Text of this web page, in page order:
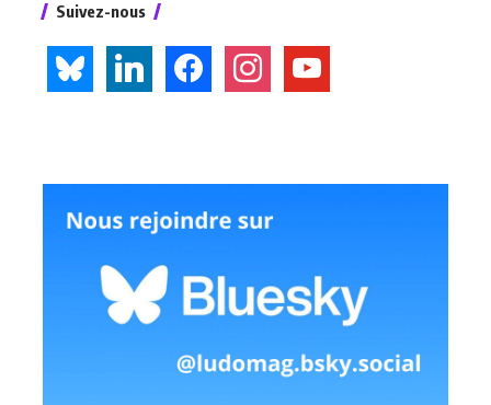
Suivez-nous
bluesky linkedin facebook instagramyoutube